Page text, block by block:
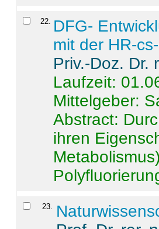
22
DFG-
mit der HR-
Priv.-Doz. Dr.
Laufzeit:
Mittelgeber:
Abstract:
ihren
23.